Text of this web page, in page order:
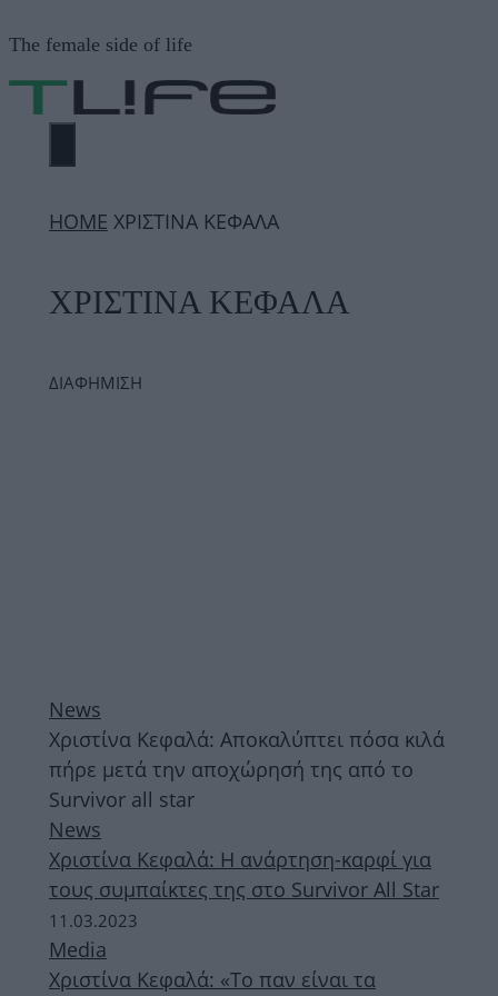
σε
περιεχόμενο
The female side of life
ΜΕΝΟΎ
ΗΟΜΕ ΧΡΙΣΤΙΝΑ ΚΕΦΑΛΑ
ΧΡΙΣΤΙΝΑ ΚΕΦΑΛΑ
ΔΙΑΦΗΜΙΣΗ
News
Χριστίνα Κεφαλά: Αποκαλύπτει πόσα κιλά
πήρε μετά την αποχώρησή της από το
Survivor all star
News
Χριστίνα Κεφαλά: Η ανάρτηση-καρφί για
τους συμπαίκτες της στο Survivor All Star
11.03.2023
Media
Χριστίνα Κεφαλά: «Το παν είναι τα